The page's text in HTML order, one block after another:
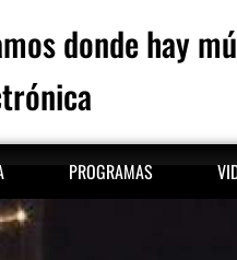
donde hay
PROGRAMAS